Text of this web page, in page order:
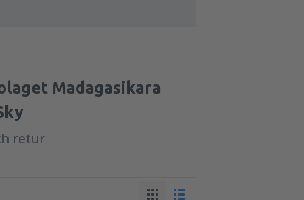
Madagasikara
retur